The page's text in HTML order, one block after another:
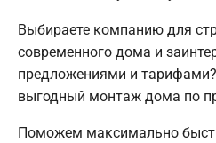
Выбираете компанию для
современного дома и
предложениями и
выгодный монтаж дома по
Поможем максимально